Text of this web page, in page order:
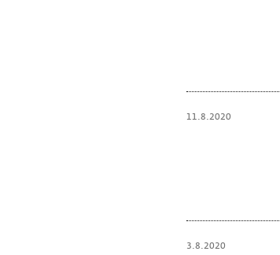
11.8.2020
3.8.2020